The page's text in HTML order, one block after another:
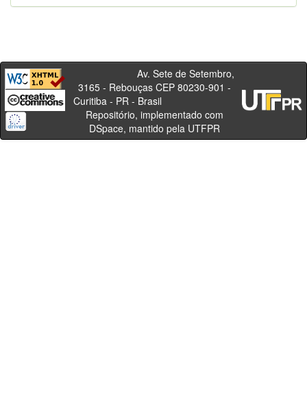
Av. Sete de Setembro,
3165 - Rebouças CEP 80230-901 -
Curitiba - PR - Brasil
Repositório, implementado com
DSpace, mantido pela UTFPR